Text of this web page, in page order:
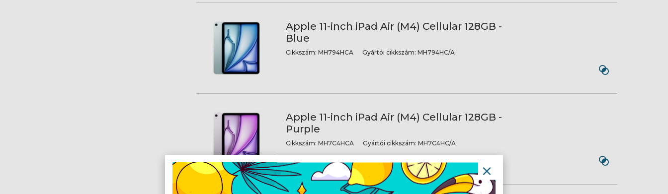
Apple 11-inch iPad Air (M4) Cellular 128GB -
Blue
Cikkszám: MH794HCA Gyártói cikkszám: MH794HC/A
Apple 11-inch iPad Air (M4) Cellular 128GB -
Purple
Cikkszám: MH7C4HCA Gyártói cikkszám: MH7C4HC/A